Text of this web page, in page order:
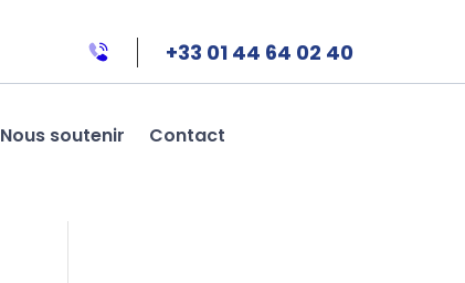
+33 01 44 64 02 40
Nous soutenir Contact